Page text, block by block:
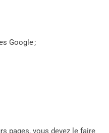
Google ;
pages, vous devez le faire